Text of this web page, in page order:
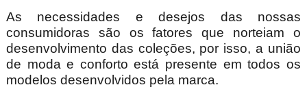
As necessidades e desejos das nossas
consumidoras são os fatores que norteiam o
desenvolvimento das coleções, por isso, a união
de moda e conforto está presente em todos os
modelos desenvolvidos pela marca.